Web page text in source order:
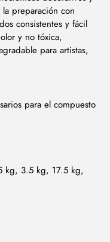
preparación con
consistentes y fácil
y no tóxica,
para artistas,
para el compuesto
kg, 3.5 kg, 17.5 kg,